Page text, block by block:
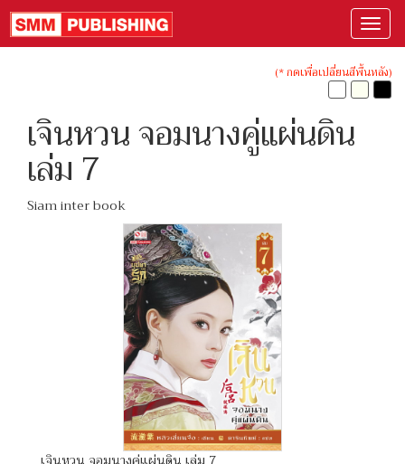
(* กดเพื่อเปลี่ยนสีพื้นหลัง)
เจินหวน จอมนางคู่แผ่นดิน
เล่ม 7
Siam inter book